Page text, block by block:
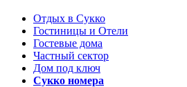
Отдых в Сукко
Гостиницы и Отели
Гостевые дома
Частный сектор
Дом под ключ
Сукко номера